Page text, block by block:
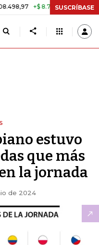
+$ 8.753,81 +2,19%
SUSCRÍBASE
estuvo
que más
la jornada
de 2024